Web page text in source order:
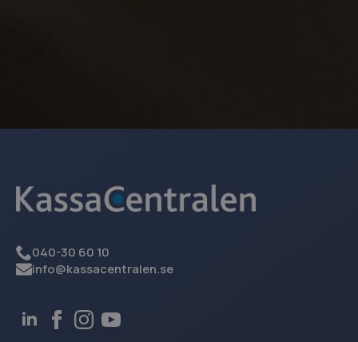
040-30 60 10
info@kassacentralen.se